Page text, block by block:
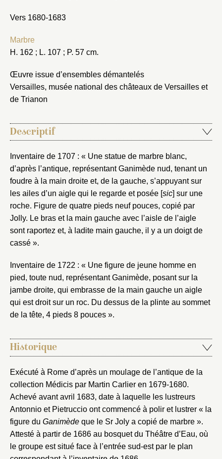
Vers 1680-1683
Marbre
H. 162 ; L. 107 ; P. 57 cm.
Œuvre issue d’ensembles démantelés
Versailles, musée national des châteaux de Versailles et
de Trianon
Descriptif
Inventaire de 1707 : « Une statue de marbre blanc,
d’après l’antique, représentant Ganimède nud, tenant un
foudre à la main droite et, de la gauche, s’appuyant sur
les ailes d’un aigle qui le regarde et posée [ sic ] sur une
roche. Figure de quatre pieds neuf pouces, copié par
Jolly. Le bras et la main gauche avec l’aisle de l’aigle
sont raportez et, à ladite main gauche, il y a un doigt de
cassé ».
Inventaire de 1722 : « Une figure de jeune homme en
pied, toute nud, représentant Ganimède, posant sur la
jambe droite, qui embrasse de la main gauche un aigle
qui est droit sur un roc. Du dessus de la plinte au sommet
de la tête, 4 pieds 8 pouces ».
Historique
Exécuté à Rome d’après un moulage de l’antique de la
collection Médicis par Martin Carlier en 1679-1680.
Achevé avant avril 1683, date à laquelle les lustreurs
Antonnio et Pietruccio ont commencé à polir et lustrer « la
figure du Ganimède que le Sr Joly a copié de marbre ».
Attesté à partir de 1686 au bosquet du Théâtre d’Eau, où
le groupe est situé face à l’entrée sud-est par le plan